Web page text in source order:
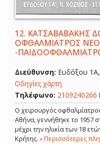
12. ΚΑΤΣΑΒΑΒΑΚΗΣ
ΟΦΘΑΛΜΙΑΤΡΟΣ
-
Διεύθυνση: Ευδόξου 1Α,
Οδηγίες χάρτη
Τηλέφωνο: 2109240266
Ο χειρουργός
Αθήνα, γεννήθηκε το 1957
μέχρι την ηλικία των 18
Κρήτης. » Περισσότερες